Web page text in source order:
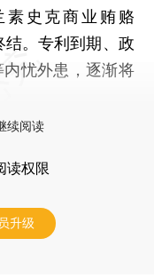
史克商业贿赂
结。专利到期、政
忧外患，逐渐将
续阅读
读权限
升级